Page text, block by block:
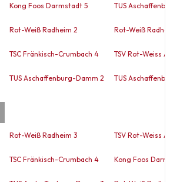
Kong Foos Darmstadt 5 TUS
Rot-Weiß Radheim 2 Rot-Weiß
TSC Fränkisch-Crumbach 4 TSV Rot-Weiss
TUS Aschaffenburg-Damm 2 TUS
Rot-Weiß Radheim 3 TSV Rot-Weiss
TSC Fränkisch-Crumbach 4 Kong Foos